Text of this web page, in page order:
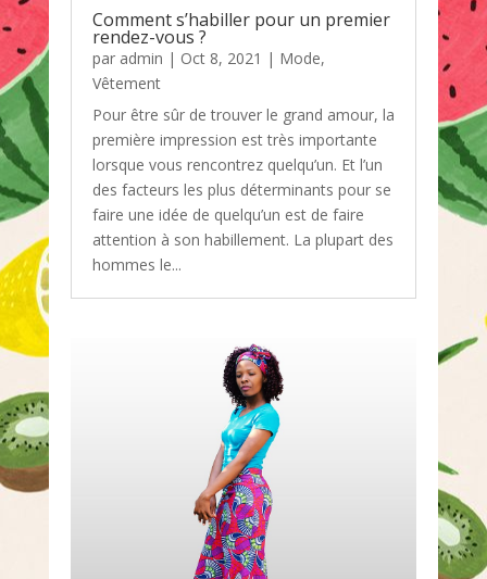
Comment s’habiller pour un premier
rendez-vous ?
par admin | Oct 8, 2021 | Mode,
Vêtement
Pour être sûr de trouver le grand amour, la
première impression est très importante
lorsque vous rencontrez quelqu’un. Et l’un
des facteurs les plus déterminants pour se
faire une idée de quelqu’un est de faire
attention à son habillement. La plupart des
hommes le...